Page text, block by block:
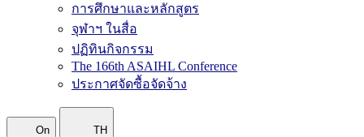
การศึกษาและหลักสูตร
จุฬาฯ ในสื่อ
ปฏิทินกิจกรรม
The 166th ASAIHL Conference
ประกาศจัดซื้อจัดจ้าง
On TH